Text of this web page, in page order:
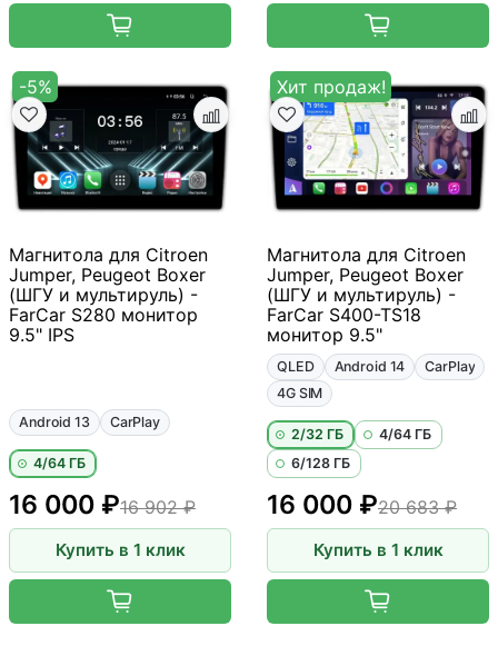
-5%
Магнитола для Citroen
Jumper, Peugeot Boxer
(ШГУ и мультируль) -
FarCar S280 монитор
9.5" IPS
Android 13 CarPlay
4/64 ГБ
16 902 ₽
16 000 ₽
Купить в 1 клик
Хит продаж!
Магнитола для Citroen
Jumper, Peugeot Boxer
(ШГУ и мультируль) -
FarCar S400-TS18
монитор 9.5"
QLED Android 14
CarPlay
4G SIM
2/32 ГБ
4/64 ГБ
6/128 ГБ
16 000 ₽20 683 ₽
Купить в 1 клик